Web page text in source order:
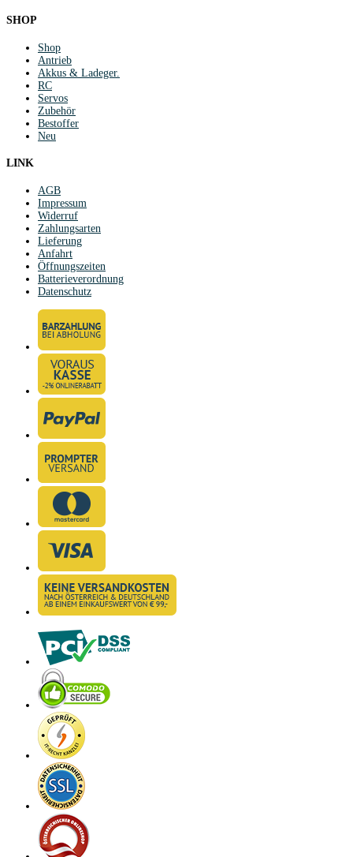
SHOP
Shop
Antrieb
Akkus & Ladeger.
RC
Servos
Zubehör
Bestoffer
Neu
LINK
AGB
Impressum
Widerruf
Zahlungsarten
Lieferung
Anfahrt
Öffnungszeiten
Batterieverordnung
Datenschutz